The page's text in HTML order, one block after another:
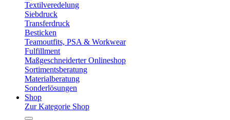
Textilveredelung
Siebdruck
Transferdruck
Besticken
Teamoutfits, PSA & Workwear
Fulfillment
Maßgeschneiderter Onlineshop
Sortimentsberatung
Materialberatung
Sonderlösungen
Shop
Zur Kategorie Shop